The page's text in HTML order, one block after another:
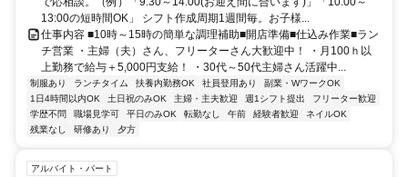
13:00の短時間OK」 シフト作成周期1週間毎。お子様...
仕事内容 ■10時～15時の簡単な調理補助■開店準備■仕込み作業■ラン
チ営業 ・主婦（夫）さん、フリーターさん大歓迎中！ ・月100ｈ以
上勤務で給与＋5,000円支給！ ・30代～50代主婦さん活躍中...
制服あり ランチタイム 扶養内勤務OK 社員登用あり
副業・WワークOK
1日4時間以内OK
土日祝のみOK 主婦・主夫歓迎 週1シフト提出
フリーター歓迎
学歴不問
職場見学可 平日のみOK 転勤なし 午前 経験者歓迎
ネイルOK
残業なし
研修あり 夕方
アルバイト・パート